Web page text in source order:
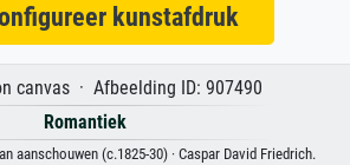
kunstafdruk
canvas · Afbeelding ID: 907490
Romantiek
aanschouwen (c.1825-30) · Caspar David Friedrich.